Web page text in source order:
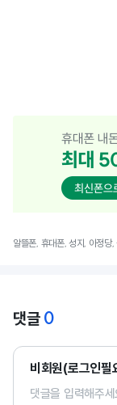
알뜰폰, 휴대폰, 성지, 아정당
댓글 0
비회원(로그인필